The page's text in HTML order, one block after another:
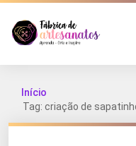
Início
Tag: criação de